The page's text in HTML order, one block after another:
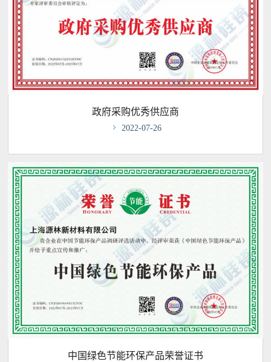
政府采购优秀供应商
 2022-07-26
中国绿色节能环保产品荣誉证书